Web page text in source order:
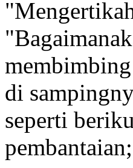
di
seperti